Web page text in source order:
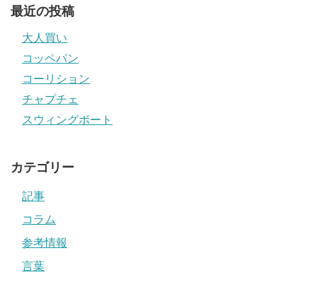
最近の投稿
大人買い
コッペパン
コーリション
チャプチェ
スウィングボート
カテゴリー
記事
コラム
参考情報
言葉